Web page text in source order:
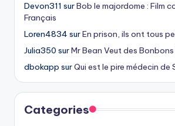
Devon311 surBob le majordome : Film
Français
Loren4834 surEn prison, ils ont tous
Julia350 surMr Bean Veut des Bonbons
dbokapp surQui est le pire médecin de
Categories